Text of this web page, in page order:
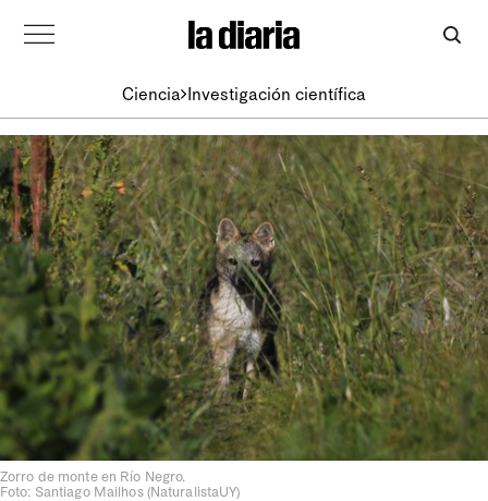
Ciencia Investigación científica
Zorro de monte en Río Negro.
Foto: Santiago Mailhos (NaturalistaUY)